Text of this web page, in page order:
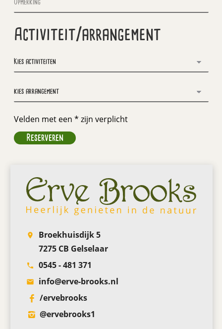
Activiteit/arrangement
Velden met een * zijn verplicht
room
Broekhuisdijk 5
7275 CB Gelselaar
phone 0545 - 481 371
email
info@erve-brooks.nl
/ervebrooks
‎@ervebrooks1